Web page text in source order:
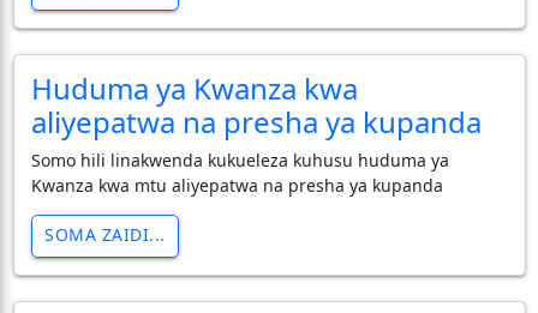
Huduma ya Kwanza kwa
aliyepatwa na presha ya kupanda
Somo hili linakwenda kukueleza kuhusu huduma ya
Kwanza kwa mtu aliyepatwa na presha ya kupanda
SOMA ZAIDI...